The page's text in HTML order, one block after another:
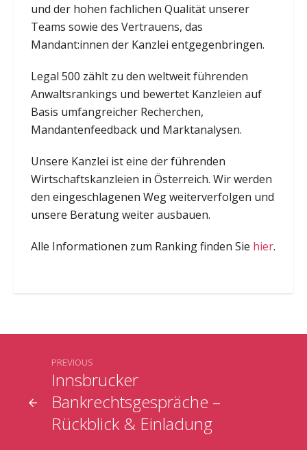
und der hohen fachlichen Qualität unserer
Teams sowie des Vertrauens, das
Mandant:innen der Kanzlei entgegenbringen.
Legal 500 zählt zu den weltweit führenden
Anwaltsrankings und bewertet Kanzleien auf
Basis umfangreicher Recherchen,
Mandantenfeedback und Marktanalysen.
Unsere Kanzlei ist eine der führenden
Wirtschaftskanzleien in Österreich. Wir werden
den eingeschlagenen Weg weiterverfolgen und
unsere Beratung weiter ausbauen.
Alle Informationen zum Ranking finden Sie hier.
Innsbrucker
Bankrechtsgespräche –
Rückblick & Einladung
PREVIOUS